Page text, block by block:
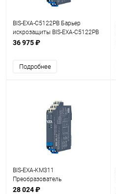
BIS-EXA-C5122PB Барьер
искрозащиты BIS-EXA-C5122PB
1/2хDI (NAMUR, СК (сухой
36 975 ₽
Подробнее
BIS-EXA-KM311
Преобразователь
измерительный BIS-EXA-KM311
28 024 ₽